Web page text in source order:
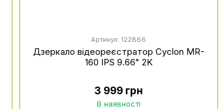
Артикул: 122886
Дзеркало відеореєстратор Cyclon MR-
160 IPS 9.66" 2K
3 999 грн
В наявності